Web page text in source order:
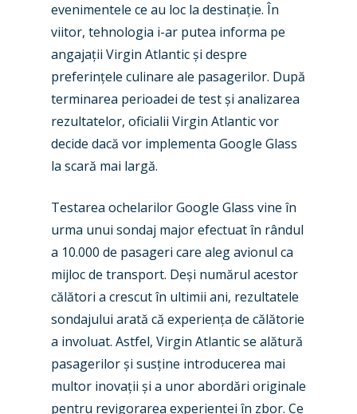
evenimentele ce au loc la destinație. În
viitor, tehnologia i-ar putea informa pe
angajații Virgin Atlantic și despre
preferințele culinare ale pasagerilor. După
terminarea perioadei de test și analizarea
rezultatelor, oficialii Virgin Atlantic vor
decide dacă vor implementa Google Glass
la scară mai largă.
Testarea ochelarilor Google Glass vine în
urma unui sondaj major efectuat în rândul
a 10.000 de pasageri care aleg avionul ca
mijloc de transport. Deși numărul acestor
călători a crescut în ultimii ani, rezultatele
sondajului arată că experiența de călătorie
a involuat. Astfel, Virgin Atlantic se alătură
pasagerilor și susține introducerea mai
multor inovații și a unor abordări originale
pentru revigorarea experienței în zbor. Ce
New Routes